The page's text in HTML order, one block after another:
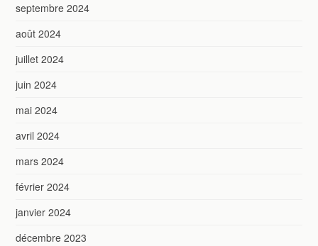
septembre 2024
août 2024
juillet 2024
juin 2024
mai 2024
avril 2024
mars 2024
février 2024
janvier 2024
décembre 2023